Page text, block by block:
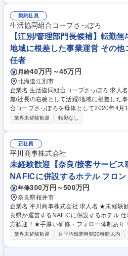
いのご相談）■契約後のお客様対応、契約
パート社員管理（シフト管理、業務管理、
対のモニタリング、スクリプト改善、クレ
務改善とPDCAの実行■難易度の高い契約相
職種 【カスタマーサポート・事務】あな
に。
契約社員
生活協同組合コープさっぽろ
【江別/管理部門長候補】転勤
地域に根差した事業運営 その
任者
月給40万円～45万円
北海道江別市
企業名 生活協同組合コープさっぽろ 求人名 【江別/管理部門長候補】転勤
無/社長の右腕として活躍/地域に根差した事業運営 仕事の内容
合コープさっぽろを母体として2020年4月
ス事業を運営する株式会社コープ・パート
職員の採用、教育、評価をはじめとした環
機関との折衝 ※そのほか新規施設開設や新
各所との調整など事業推進の中核を担っていただきま
管理部門長候補】転勤無/社長の右腕とし
業界未経験歓迎 転勤なし
正社員
平川商事株式会社
未経験歓迎【奈良/接客サービス
NAFICに併設するホテル フロン
年俸300万円～500万円
奈良県桜井市
企業名 平川商事株式会社 求人名 ★未経験歓迎【奈良/接客サービス職】奈
良県が運営するNAFICに併設するホテル 仕事の内容 ■業界・業種未経験の
方歓迎！★手厚い研修・フォロー体制あり
たい」、「人を喜ばせるのが好き」という
るホテルでの接客業務全般をお任せいたし
業界未経験歓迎 月平均残業時間20時間以内